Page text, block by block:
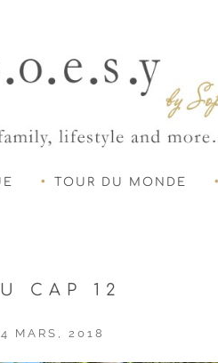
TOUR DU MONDE
CAP 12
MARS, 2018